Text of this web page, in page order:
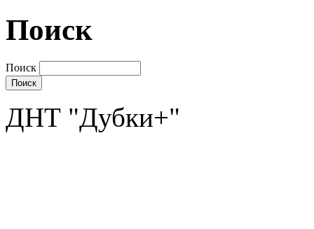
Поиск
Поиск
ДНТ "Дубки+"